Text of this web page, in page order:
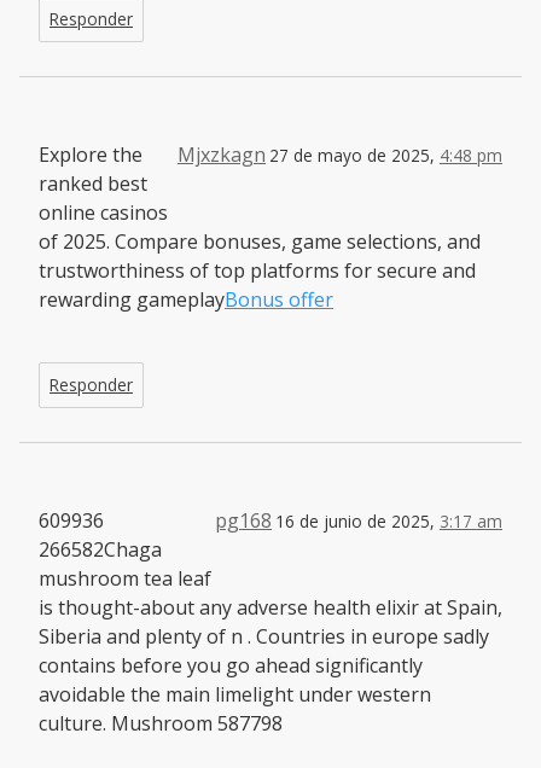
Responder
Mjxzkagn 27 de mayo de 2025, 4:48 pm
Explore the
ranked best
online casinos
of 2025. Compare bonuses, game selections, and
trustworthiness of top platforms for secure and
rewarding gameplayBonus offer
Responder
pg168 16 de junio de 2025, 3:17 am
609936
266582Chaga
mushroom tea leaf
is thought-about any adverse health elixir at Spain,
Siberia and plenty of n . Countries in europe sadly
contains before you go ahead significantly
avoidable the main limelight under western
culture. Mushroom 587798